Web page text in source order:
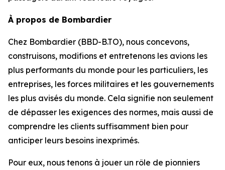
À propos de Bombardier
Chez Bombardier (BBD-B.TO), nous concevons,
construisons, modifions et entretenons les avions les
plus performants du monde pour les particuliers, les
entreprises, les forces militaires et les gouvernements
les plus avisés du monde. Cela signifie non seulement
de dépasser les exigences des normes, mais aussi de
comprendre les clients suffisamment bien pour
anticiper leurs besoins inexprimés.
Pour eux, nous tenons à jouer un rôle de pionniers